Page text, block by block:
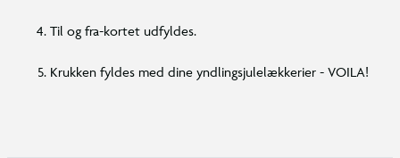
Til og fra-kortet udfyldes.
Krukken fyldes med dine yndlingsjulelækkerier - VOILA!